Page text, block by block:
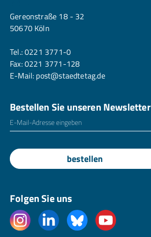
Gereonstraße 18 - 32
50670 Köln
Tel.:0221 3771-0
Fax: 0221 3771-128
E-Mail: post@staedtetag.de
Bestellen Sie unseren Newsletter
E-Mailadresse
bestellen
Folgen Sie uns